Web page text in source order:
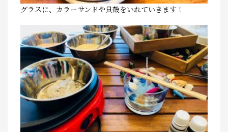
グラスに、カラーサンドや貝殻をいれていきます！